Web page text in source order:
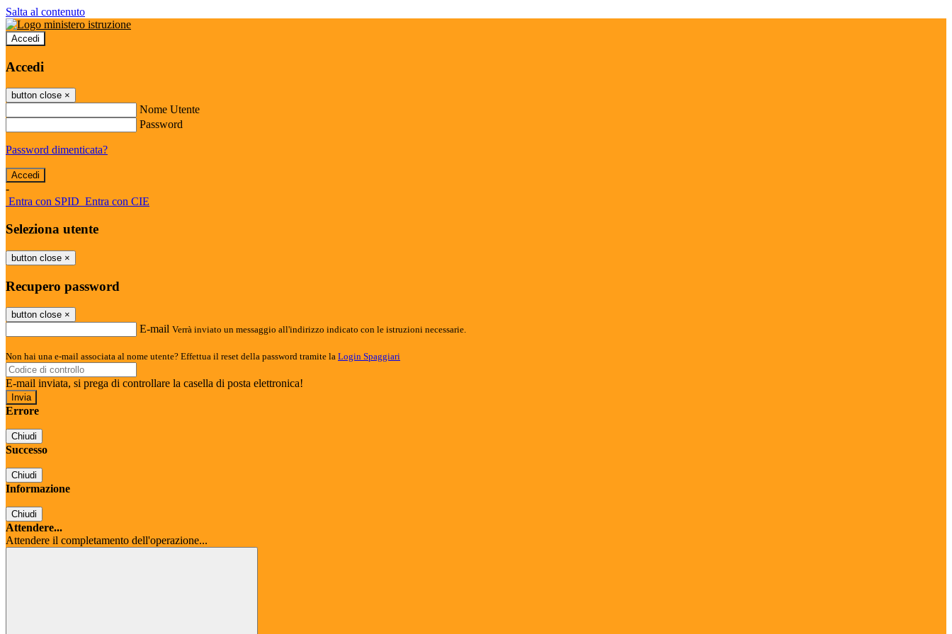
Salta al contenuto
Accedi
Accedi
button close ×
Nome Utente
Password
Password dimenticata?
-
Entra con SPID Entra con CIE
Seleziona utente
button close ×
Recupero password
button close ×
E-mail Verrà inviato un messaggio all'indirizzo indicato con le istruzioni necessarie.
Non hai una e-mail associata al nome utente? Effettua il reset della password tramite la Login Spaggiari
E-mail inviata, si prega di controllare la casella di posta elettronica!
Errore
Chiudi
Successo
Chiudi
Informazione
Chiudi
Attendere...
Attendere il completamento dell'operazione...